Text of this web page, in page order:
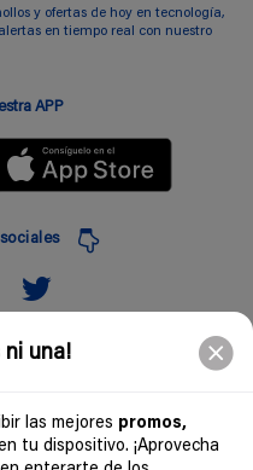
ni una!
las mejores promos,
tu dispositivo. ¡Aprovecha
y ofertas de hoy en tecnología,
en tiempo real con nuestro
APP
Suscribir